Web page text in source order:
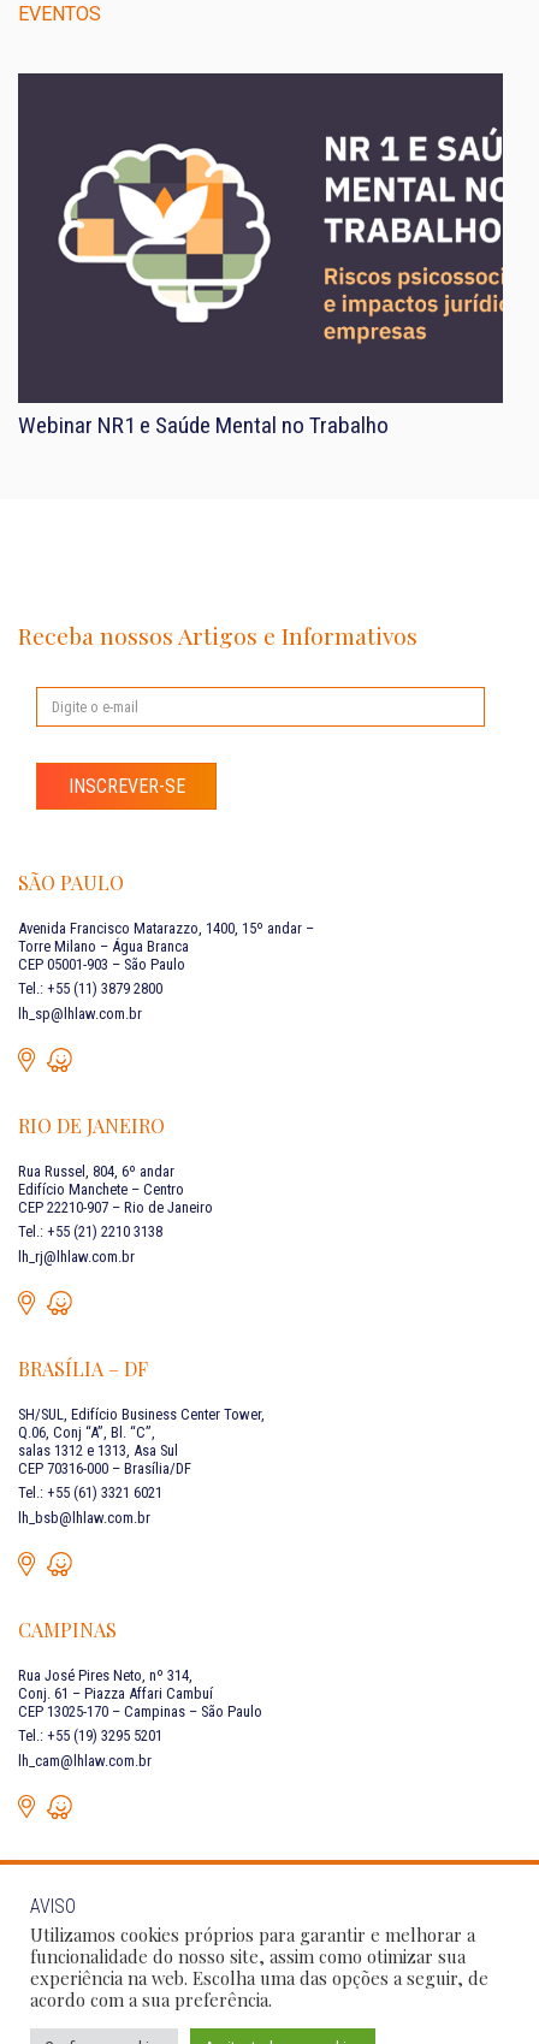
EVENTOS
Webinar NR1 e Saúde Mental no Trabalho
Receba nossos Artigos e Informativos
INSCREVER-SE
SÃO PAULO
Avenida Francisco Matarazzo, 1400, 15º andar –
Torre Milano – Água Branca
CEP 05001-903 – São Paulo
Tel.: +55 (11) 3879 2800
lh_sp@lhlaw.com.br
RIO DE JANEIRO
Rua Russel, 804, 6º andar
Edifício Manchete – Centro
CEP 22210-907 – Rio de Janeiro
Tel.: +55 (21) 2210 3138
lh_rj@lhlaw.com.br
BRASÍLIA – DF
SH/SUL, Edifício Business Center Tower,
Q.06, Conj “A”, Bl. “C”,
salas 1312 e 1313, Asa Sul
CEP 70316-000 – Brasília/DF
Tel.: +55 (61) 3321 6021
lh_bsb@lhlaw.com.br
CAMPINAS
Rua José Pires Neto, nº 314,
Conj. 61 – Piazza Affari Cambuí
CEP 13025-170 – Campinas – São Paulo
Tel.: +55 (19) 3295 5201
lh_cam@lhlaw.com.br
FALE CONOSCO
Siga as nossas redes sociais:
AVISO
Utilizamos cookies próprios para garantir e melhorar a
funcionalidade do nosso site, assim como otimizar sua
experiência na web. Escolha uma das opções a seguir, de
acordo com a sua preferência.